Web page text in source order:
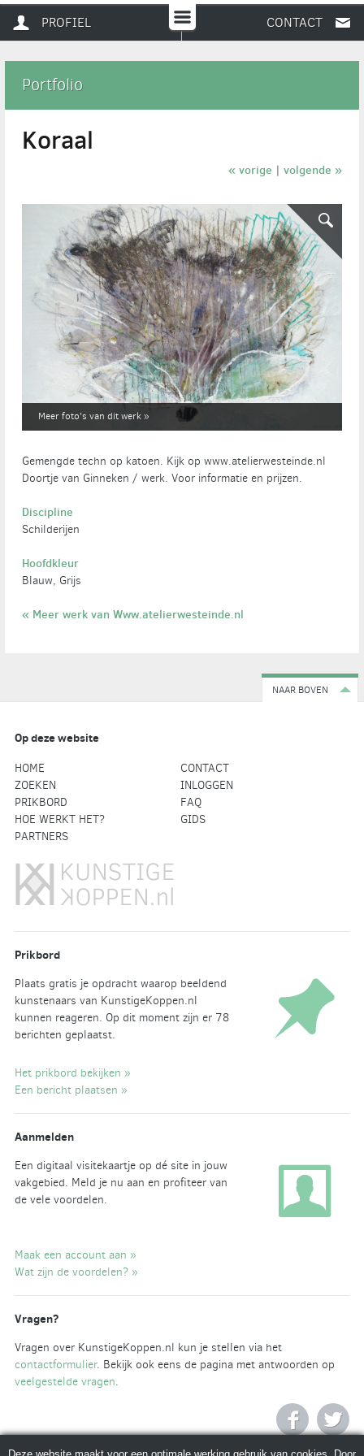
PROFIEL CONTACT
Portfolio
Koraal
« vorige | volgende »
Meer foto's van dit werk »
Gemengde techn op katoen. Kijk op www.atelierwesteinde.nl
Doortje van Ginneken / werk. Voor informatie en prijzen.
Discipline
Schilderijen
Hoofdkleur
Blauw, Grijs
« Meer werk van Www.atelierwesteinde.nl
NAAR BOVEN
Op deze website
HOME
CONTACT
ZOEKEN
INLOGGEN
PRIKBORD
FAQ
HOE WERKT HET?
GIDS
PARTNERS
Prikbord
Plaats gratis je opdracht waarop beeldend
kunstenaars van KunstigeKoppen.nl
kunnen reageren. Op dit moment zijn er 78
berichten geplaatst.
Het prikbord bekijken »
Een bericht plaatsen »
Aanmelden
Een digitaal visitekaartje op dé site in jouw
vakgebied. Meld je nu aan en profiteer van
de vele voordelen.
Maak een account aan »
Wat zijn de voordelen? »
Vragen?
Vragen over KunstigeKoppen.nl kun je stellen via het
contactformulier. Bekijk ook eens de pagina met antwoorden op
veelgestelde vragen.